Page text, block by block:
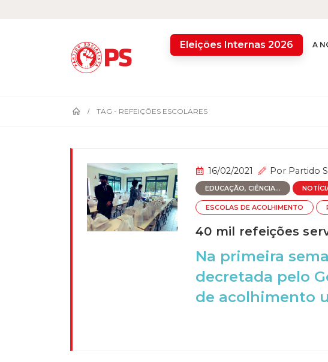
Eleições Internas 2026 A
TAG - REFEIÇÕES ESCOLARES
16/02/2021 Por Partido
EDUCAÇÃO, CIÊNCIA...
ESCOLAS DE ACOLHIMENTO
40 mil refeições
Na primeira
decretada pelo
de acolhimento